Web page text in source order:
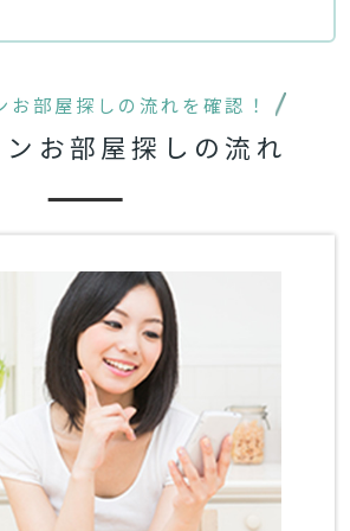
お部屋探しの流れを確認！
お部屋探しの流れ